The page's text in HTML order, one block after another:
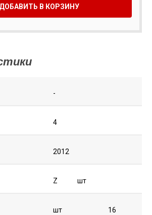
ДОБАВИТЬ В КОРЗИНУ
-
4
2012
Z шт
шт 16